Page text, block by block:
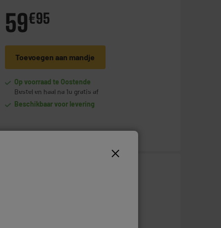
59€95
Toevoegen aan mandje
Op voorraad te Oostende
Bestel en haal na 1u gratis af
Beschikbaar voor levering